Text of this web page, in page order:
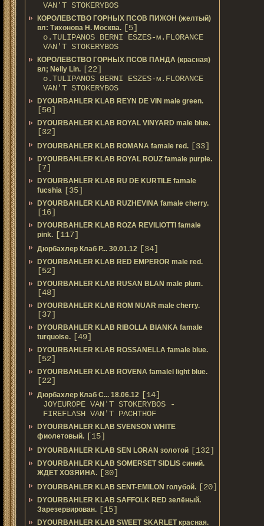
VAN'T STOKERYBOS
КОРОЛЕВСТВО ГОРНЫХ ПСОВ ПИЖОН (желтый)
вл: Тихонова Н. Москва. [5]
о.TULIPANOS BERNI ESZES-м.FLORANCE
VAN'T STOKERYBOS
КОРОЛЕВСТВО ГОРНЫХ ПСОВ ПАНДА (красная)
вл; Nelly Lin. [22]
о.TULIPANOS BERNI ESZES-м.FLORANCE
VAN'T STOKERYBOS
DYOURBAHLER KLAB REYN DE VIN male green.
[50]
DYOURBAHLER KLAB ROYAL VINYARD male blue.
[32]
DYOURBAHLER KLAB ROMANA famale red. [33]
DYOURBAHLER KLAB ROYAL ROUZ famale purple.
[7]
DYOURBAHLER KLAB RU DE KURTILE famale
fucshia [35]
DYOURBAHLER KLAB RUZHEVINA famale cherry.
[16]
DYOURBAHLER KLAB ROZA REVILIOTTI famale
pink. [117]
Дюрбахлер Клаб Р... 30.01.12 [34]
DYOURBAHLER KLAB RED EMPEROR male red.
[52]
DYOURBAHLER KLAB RUSAN BLAN male plum.
[48]
DYOURBAHLER KLAB ROM NUAR male cherry.
[37]
DYOURBAHLER KLAB RIBOLLA BIANKA famale
turquoise. [49]
DYOURBAHLER KLAB ROSSANELLA famale blue.
[52]
DYOURBAHLER KLAB ROVENA famalel light blue.
[22]
Дюрбахлер Клаб C... 18.06.12 [14]
JOYEUROPE VAN'T STOKERYBOS -
FIREFLASH VAN'T PACHTHOF
DYOURBAHLER KLAB SVENSON WHITE
фиолетовый. [15]
DYOURBAHLER KLAB SEN LORAN золотой [132]
DYOURBAHLER KLAB SOMERSET SIDLIS синий.
ЖДЕТ ХОЗЯИНА. [30]
DYOURBAHLER KLAB SENT-EMILON голубой. [20]
DYOURBAHLER KLAB SAFFOLK RED зелёный.
Зарезервирован. [15]
DYOURBAHLER KLAB SWEET SKARLET красная.